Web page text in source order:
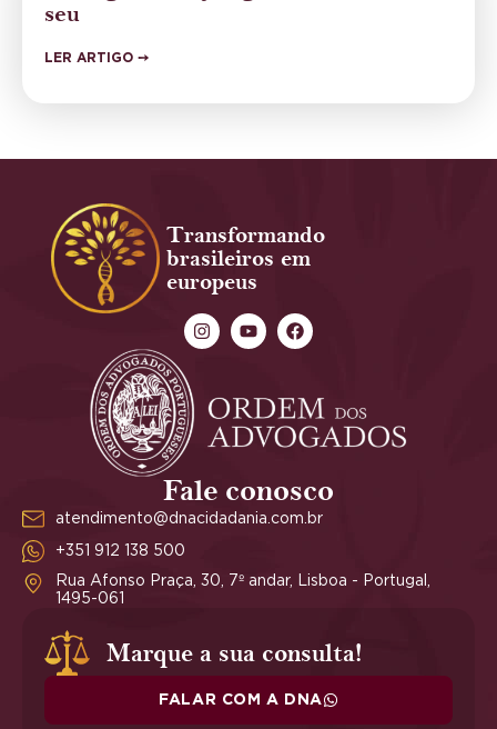
seu
LER ARTIGO ➙
Transformando
brasileiros em
europeus
Fale conosco
atendimento@dnacidadania.com.br
+351 912 138 500
Rua Afonso Praça, 30, 7º andar, Lisboa - Portugal,
1495-061
Marque a sua consulta!
FALAR COM A DNA